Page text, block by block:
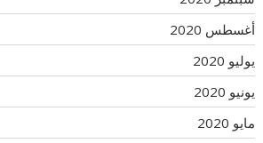
أغسطس 2020
يوليو 2020
يونيو 2020
مايو 2020